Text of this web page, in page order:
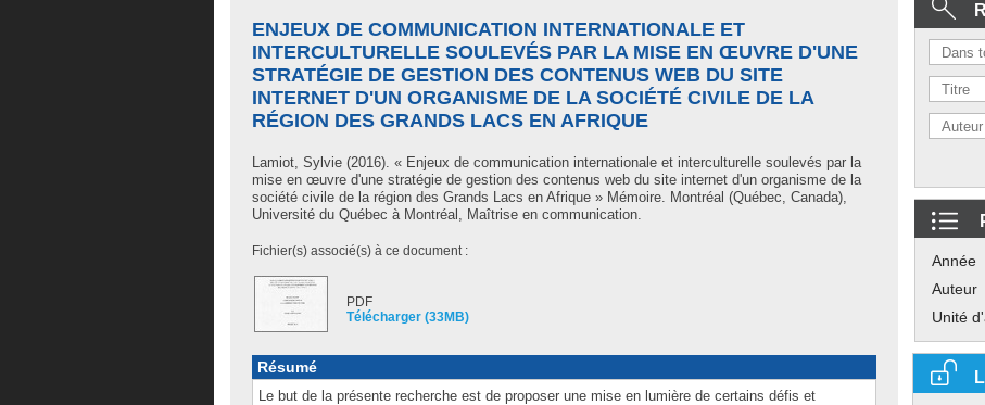
ENJEUX DE COMMUNICATION INTERNATIONALE ET
INTERCULTURELLE SOULEVÉS PAR LA MISE EN ŒUVRE D'UNE
STRATÉGIE DE GESTION DES CONTENUS WEB DU SITE
INTERNET D'UN ORGANISME DE LA SOCIÉTÉ CIVILE DE LA
RÉGION DES GRANDS LACS EN AFRIQUE
Lamiot, Sylvie (2016). « Enjeux de communication internationale et interculturelle soulevés par la
mise en œuvre d'une stratégie de gestion des contenus web du site internet d'un organisme de la
société civile de la région des Grands Lacs en Afrique » Mémoire. Montréal (Québec, Canada),
Université du Québec à Montréal, Maîtrise en communication.
Fichier(s) associé(s) à ce document :
PDF
Télécharger (33MB)
Résumé
Le but de la présente recherche est de proposer une mise en lumière de certains défis et
Année
Auteur
Unité